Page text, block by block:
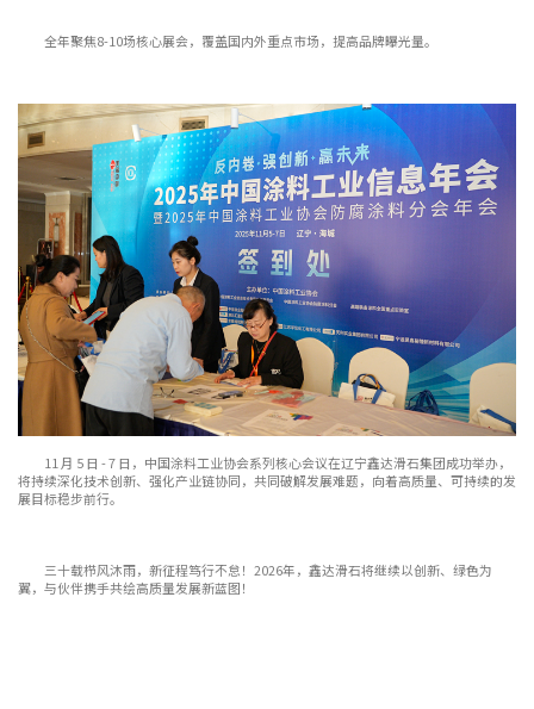
全年聚焦8-10场核心展会，覆盖国内外重点市场，提高品牌曝光量。
11 月 5 日 - 7 日，中国涂料工业协会系列核心会议在辽宁鑫达滑石集团成功举办，
将持续深化技术创新、强化产业链协同，共同破解发展难题，向着高质量、可持续的发
展目标稳步前行。
三十载栉风沐雨，新征程笃行不怠！2026年，鑫达滑石将继续以创新、绿色为
翼，与伙伴携手共绘高质量发展新蓝图！